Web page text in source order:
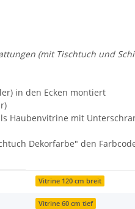
(mit Tischtuch und
in den Ecken montiert
Haubenvitrine mit
Dekorfarbe" den
Vitrine 120 cm breit
Vitrine 60 cm tief